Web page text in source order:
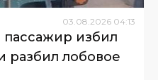
03.08.2026 04:13
избил
разбил лобовое